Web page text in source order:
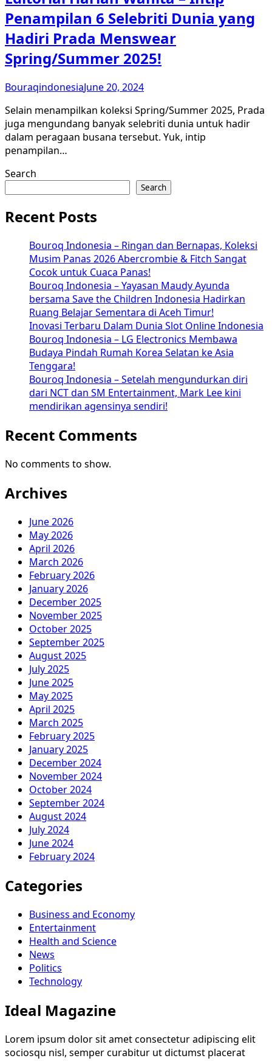
Penampilan 6 Selebriti Dunia yang
Hadiri Prada Menswear
Spring/Summer 2025!
BouraqindonesiaJune 20, 2024
Selain menampilkan koleksi Spring/Summer 2025, Prada
juga mengundang banyak selebriti dunia untuk hadir
dalam peragaan busana tersebut. Yuk, intip
penampilan…
Search
Search
Recent Posts
Bouroq Indonesia – Ringan dan Bernapas, Koleksi
Musim Panas 2026 Abercrombie & Fitch Sangat
Cocok untuk Cuaca Panas!
Bouroq Indonesia – Yayasan Maudy Ayunda
bersama Save the Children Indonesia Hadirkan
Ruang Belajar Sementara di Aceh Timur!
Inovasi Terbaru Dalam Dunia Slot Online Indonesia
Bouroq Indonesia – LG Electronics Membawa
Budaya Pindah Rumah Korea Selatan ke Asia
Tenggara!
Bouroq Indonesia – Setelah mengundurkan diri
dari NCT dan SM Entertainment, Mark Lee kini
mendirikan agensinya sendiri!
Recent Comments
No comments to show.
Archives
June 2026
May 2026
April 2026
March 2026
February 2026
January 2026
December 2025
November 2025
October 2025
September 2025
August 2025
July 2025
June 2025
May 2025
April 2025
March 2025
February 2025
January 2025
December 2024
November 2024
October 2024
September 2024
August 2024
July 2024
June 2024
February 2024
Categories
Business and Economy
Entertainment
Health and Science
News
Politics
Technology
Ideal Magazine
Lorem ipsum dolor sit amet consectetur adipiscing elit
sociosqu nisl, semper curabitur ut dictumst placerat